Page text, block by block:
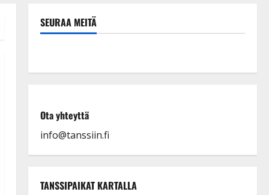
SEURAA MEITÄ
Ota yhteyttä
info@tanssiin.fi
TANSSIPAIKAT KARTALLA